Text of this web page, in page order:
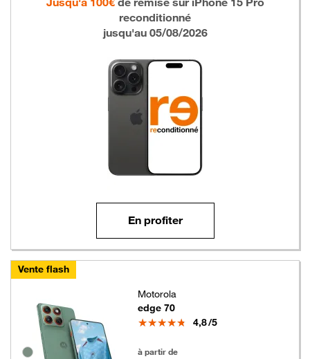
reconditionné
jusqu'au 05/08/2026
En profiter
Vente flash
Groupe de couleurs disponibles non sélectionnables
Motorola
edge 70
Note
4,8/5
à partir de